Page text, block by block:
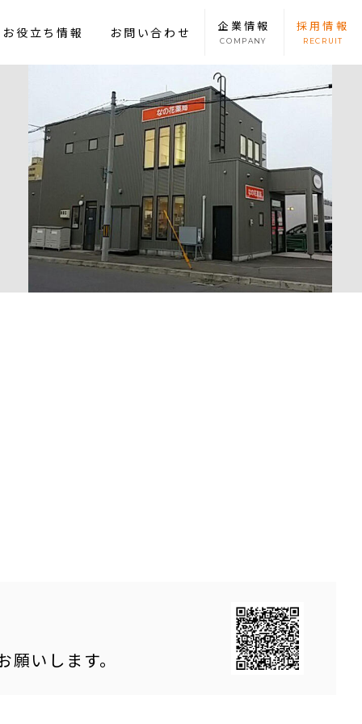
役立ち情報 お問い合わせ 企業情報
COMPANY
採用情報
RECRUIT
いします。